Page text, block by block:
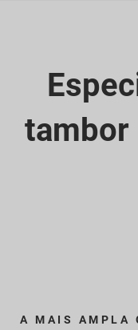
tambor
A MAIS AMPLA